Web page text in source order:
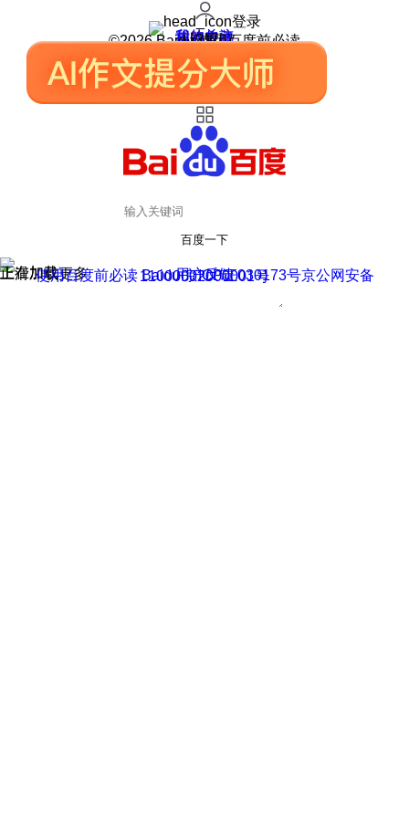
登录
我的关注
我的收藏
皮肤中心
用户反馈
设置
©2026 Baidu 使用百度前必读
百度一下
正在加载
上滑加载更多 用户反馈
使用百度前必读 Baidu 京ICP证030173号
京公网安备11000002000001号